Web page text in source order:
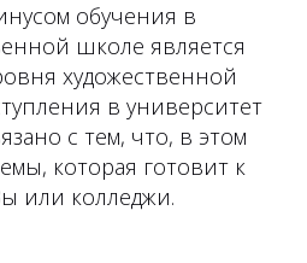
обучения в
школе является
художественной
в университет
с тем, что, в этом
которая готовит к
или колледжи.